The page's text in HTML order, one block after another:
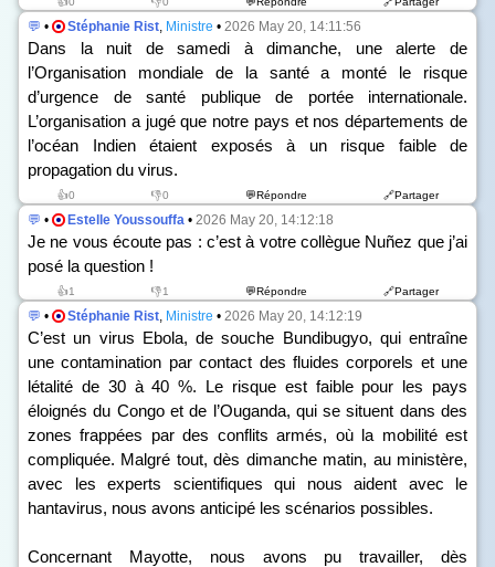
💬 • Stéphanie Rist, Ministre • 2026 May 20, 14:11:56
Dans la nuit de samedi à dimanche, une alerte de
l’Organisation mondiale de la santé a monté le risque
d’urgence de santé publique de portée internationale.
L’organisation a jugé que notre pays et nos départements de
l’océan Indien étaient exposés à un risque faible de
propagation du virus.
👍0 👎0 💬Répondre 🔗Partager
💬 • Estelle Youssouffa • 2026 May 20, 14:12:18
Je ne vous écoute pas : c’est à votre collègue Nuñez que j’ai
posé la question !
👍1 👎1 💬Répondre 🔗Partager
💬 • Stéphanie Rist, Ministre • 2026 May 20, 14:12:19
C’est un virus Ebola, de souche Bundibugyo, qui entraîne
une contamination par contact des fluides corporels et une
létalité de 30 à 40 %. Le risque est faible pour les pays
éloignés du Congo et de l’Ouganda, qui se situent dans des
zones frappées par des conflits armés, où la mobilité est
compliquée. Malgré tout, dès dimanche matin, au ministère,
avec les experts scientifiques qui nous aident avec le
hantavirus, nous avons anticipé les scénarios possibles.
Concernant Mayotte, nous avons pu travailler, dès